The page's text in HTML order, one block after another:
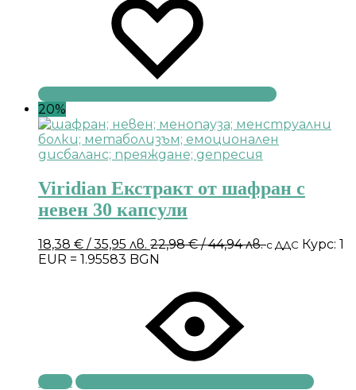
20%
Viridian Екстракт от шафран с
невен 30 капсули
18,38 € / 35,95 лв. 22,98€/ 44,94 лв.с ДДС Курс: 1
EUR = 1.95583 BGN
Купи